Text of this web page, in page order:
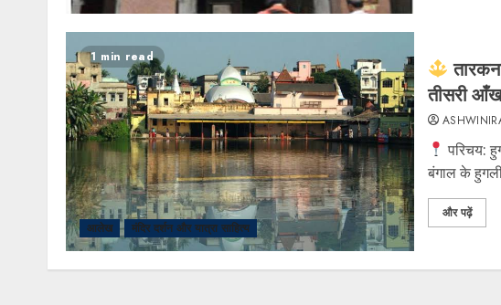
1 min read
आलेख मंदिर दर्शन और यात्रा साहित्य
तीसरी
परिचय:
बंगाल के
और पढ़ें